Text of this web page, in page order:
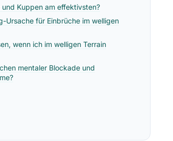
Kuppen am effektivsten?
Ursache für Einbrüche im welligen
wenn ich im welligen Terrain
mentaler Blockade und